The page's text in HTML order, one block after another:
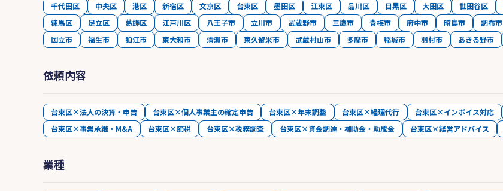
千代田区 中央区 港区 新宿区 文京区 台東区 墨田区 江東区 品川区 目黒区 大田区 世田谷区
練馬区
足立区 葛飾区 江戸川区 八王子市 立川市 武蔵野市 三鷹市 青梅市 府中市 昭島市 調布市
国立市
福生市 狛江市 東大和市 清瀬市 東久留米市 武蔵村山市 多摩市 稲城市 羽村市 あきる野市
依頼内容
台東区×法人の決算・申告 台東区×個人事業主の確定申告 台東区×年末調整 台東区×経理代行 台東区×インボイス対応
台東区×事業承継・M&A
台東区×節税 台東区×税務調査 台東区×資金調達・補助金・助成金 台東区×経営アドバイス
業種